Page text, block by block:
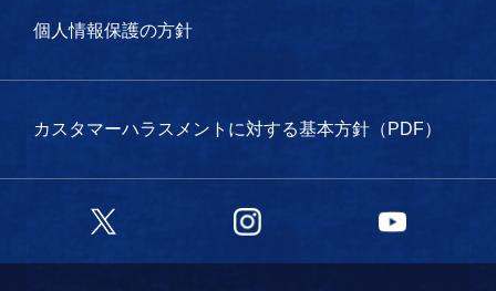
個人情報保護の方針
カスタマーハラスメントに対する基本方針（PDF）
Twitter Instagram YouTube